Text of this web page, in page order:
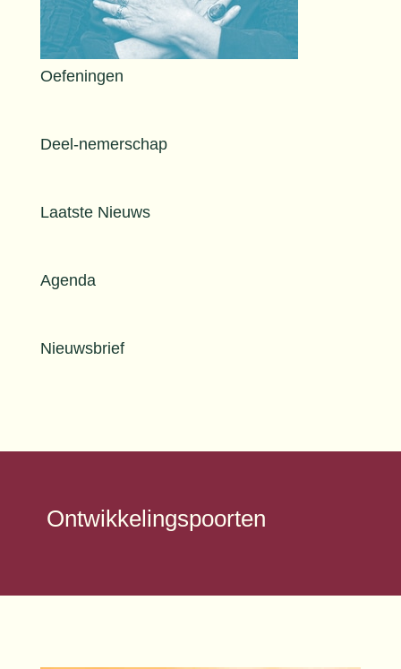
Oefeningen
Deel-nemerschap
Laatste Nieuws
Agenda
Nieuwsbrief
Ontwikkelingspoorten